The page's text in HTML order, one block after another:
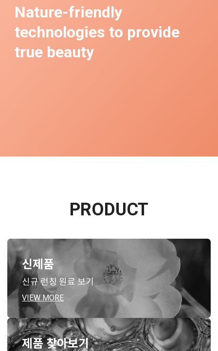
PRODUCT
신제품
신규 런칭 원료 보기
VIEW MORE
제품 찾아보기